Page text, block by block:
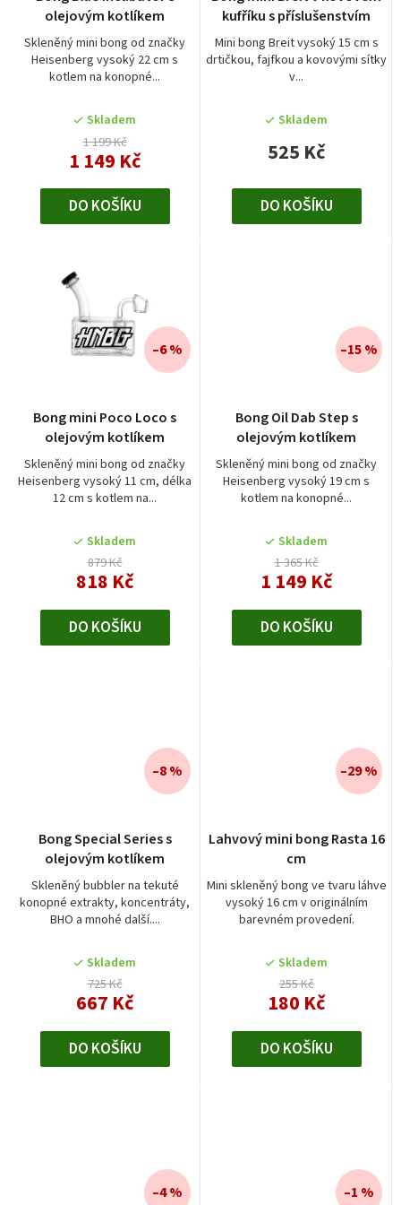
olejovým kotlíkem
Skleněný mini bong od značky
Heisenberg vysoký 22 cm s
kotlem na konopné...
Skladem
1 199 Kč
1 149 Kč
DO KOŠÍKU
kufříku s příslušenstvím
Mini bong Breit vysoký 15 cm s
drtičkou, fajfkou a kovovými sítky
v...
Skladem
525 Kč
DO KOŠÍKU
Bong mini Poco Loco s
olejovým kotlíkem
Skleněný mini bong od značky
Heisenberg vysoký 11 cm, délka
12 cm s kotlem na...
Skladem
879 Kč
818 Kč
–6 %
DO KOŠÍKU
Bong Oil Dab Step s
olejovým kotlíkem
Skleněný mini bong od značky
Heisenberg vysoký 19 cm s
kotlem na konopné...
Skladem
1 365 Kč
1 149 Kč
–15 %
DO KOŠÍKU
Bong Special Series s
olejovým kotlíkem
Skleněný bubbler na tekuté
konopné extrakty, koncentráty,
BHO a mnohé další....
Skladem
725 Kč
667 Kč
–8 %
DO KOŠÍKU
Lahvový mini bong Rasta 16
cm
Mini skleněný bong ve tvaru láhve
vysoký 16 cm v originálním
barevném provedení.
Skladem
255 Kč
180 Kč
–29 %
DO KOŠÍKU
–4 % –1 %